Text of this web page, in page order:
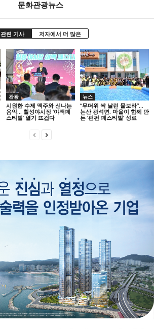
문화관광뉴스
관련 기사 저자에서 더 많은
관광
시원한 수제 맥주와 신나는
음악… 칠성야시장 ‘야맥페
스티벌’ 열기 뜨겁다
뉴스
“무더위 싹 날린 물보라”…
논산 광석면, 마을이 함께 만
든 ‘펀펀 페스티벌’ 성료